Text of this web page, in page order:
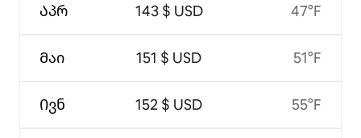
Აპრ
Მაი
Ივნ
143 $ USD
151 $ USD
152 $ USD
47°F
51°F
55°F